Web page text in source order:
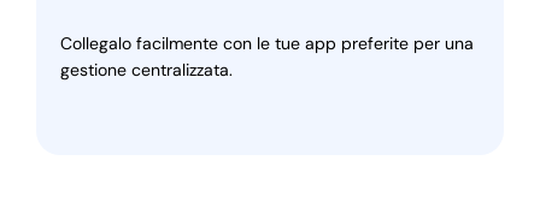
Collegalo facilmente con le tue app preferite per una
gestione centralizzata.